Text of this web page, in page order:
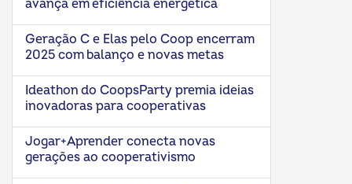
avança em eficiência energética
Geração C e Elas pelo Coop encerram
2025 com balanço e novas metas
Ideathon do CoopsParty premia ideias
inovadoras para cooperativas
Jogar+Aprender conecta novas
gerações ao cooperativismo